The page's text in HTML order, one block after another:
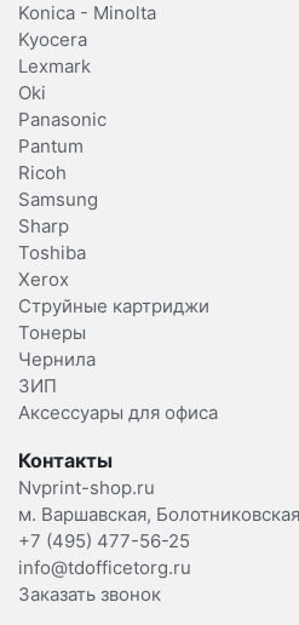
Konica - Minolta
Kyocera
Lexmark
Oki
Panasonic
Pantum
Ricoh
Samsung
Sharp
Toshiba
Xerox
Струйные картриджи
Тонеры
Чернила
ЗИП
Аксессуары для офиса
Контакты
Nvprint-shop.ru
м. Варшавская,
+7 (495) 477-56-25
info@tdofficetorg.ru
Заказать звонок